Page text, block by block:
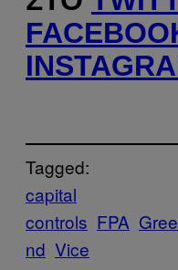
Tagged:
capital
controls FPA
nd Vice